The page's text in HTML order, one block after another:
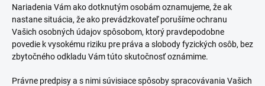
Nariadenia Vám ako dotknutým osobám oznamujeme, že ak
nastane situácia, že ako prevádzkovateľ porušíme ochranu
Vašich osobných údajov spôsobom, ktorý pravdepodobne
povedie k vysokému riziku pre práva a slobody fyzických osôb, bez
zbytočného odkladu Vám túto skutočnosť oznámime.
Právne predpisy a s nimi súvisiace spôsoby spracovávania Vašich